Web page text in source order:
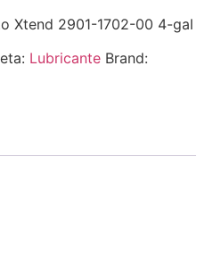
Xtend 2901-1702-00 4-gal
Lubricante Brand: